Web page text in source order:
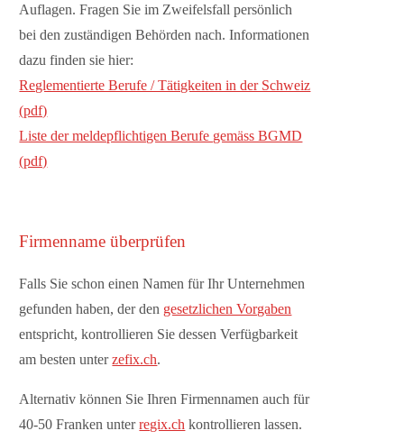
Auflagen. Fragen Sie im Zweifelsfall persönlich
bei den zuständigen Behörden nach. Informationen
dazu finden sie hier:
Reglementierte Berufe / Tätigkeiten in der Schweiz
(pdf)
Liste der meldepflichtigen Berufe gemäss BGMD
(pdf)
Firmenname überprüfen
Falls Sie schon einen Namen für Ihr Unternehmen
gefunden haben, der den gesetzlichen Vorgaben
entspricht, kontrollieren Sie dessen Verfügbarkeit
am besten unterzefix.ch.
Alternativ können Sie Ihren Firmennamen auch für
40-50 Franken unterregix.ch kontrollieren lassen.